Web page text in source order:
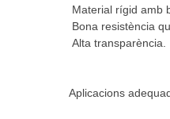
Material rígid amb
Bona resistència
Alta transparència.
Aplicacions